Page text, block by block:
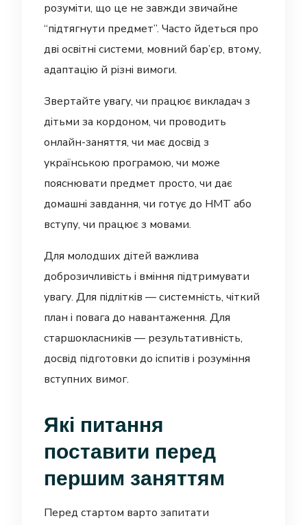
розуміти, що це не завжди звичайне
“підтягнути предмет”. Часто йдеться про
дві освітні системи, мовний бар’єр, втому,
адаптацію й різні вимоги.
Звертайте увагу, чи працює викладач з
дітьми за кордоном, чи проводить
онлайн-заняття, чи має досвід з
українською програмою, чи може
пояснювати предмет просто, чи дає
домашні завдання, чи готує до НМТ або
вступу, чи працює з мовами.
Для молодших дітей важлива
доброзичливість і вміння підтримувати
увагу. Для підлітків — системність, чіткий
план і повага до навантаження. Для
старшокласників — результативність,
досвід підготовки до іспитів і розуміння
вступних вимог.
Які питання
поставити перед
першим заняттям
Перед стартом варто запитати